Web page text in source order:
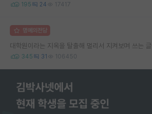
195 24 17417
명예의전당
대학원이라는 지옥을 탈출해 멀리서 지켜보며 쓰는 글
345 31 106450